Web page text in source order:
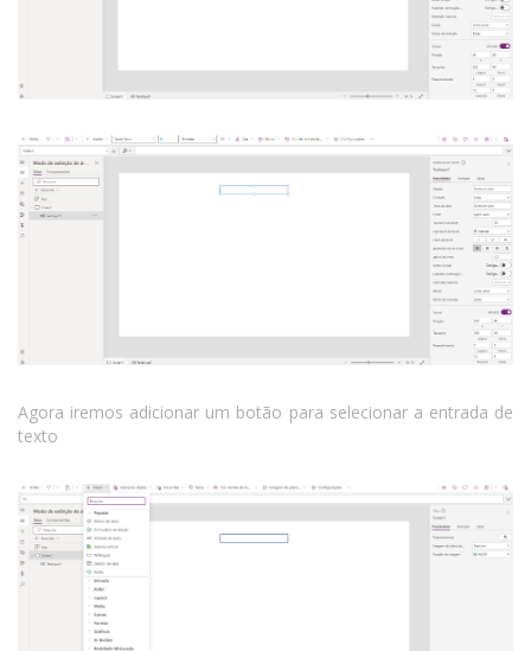
Agora iremos adicionar um botão para selecionar a entrada de
texto